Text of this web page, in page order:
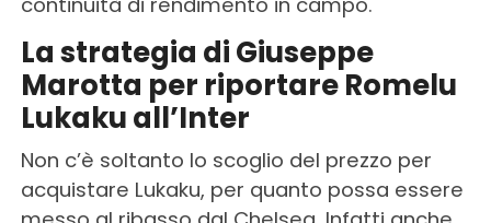
La strategia di Giuseppe
Marotta per riportare Romelu
Lukaku all’Inter
Non c’è soltanto lo scoglio del prezzo per
acquistare Lukaku, per quanto possa essere